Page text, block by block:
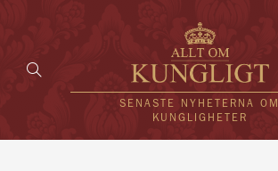
SENASTE NYHETERNA OM
KUNGLIGHETER